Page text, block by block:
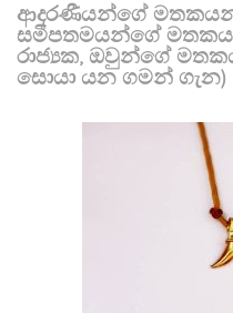
ආදරණීයන්ගේ
සමීපතමයන්ගේ
රාජ්‍යක, ඔවුන්ගේ
සොයා යන ගමන් ගැන)